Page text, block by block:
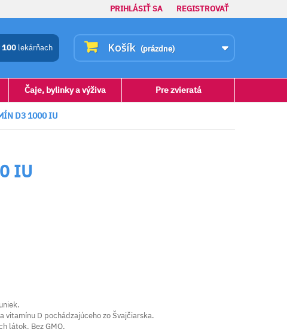
PRIHLÁSIŤ SA REGISTROVAŤ
Košík (prázdne)
100 lekárňach
Čaje, bylinky a výživa Pre zvieratá
D3 1000 IU
IU
vitamínu D pochádzajúceho zo Švajčiarska.
látok. Bez GMO.